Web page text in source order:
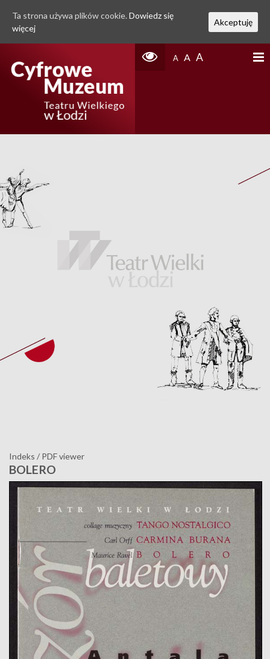
A A A
Indeks / PDF viewer
BOLERO
Ta strona używa plików cookie. Dowiedz się
więcej
Akceptuję